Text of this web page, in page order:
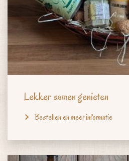
Lekker samen genieten
Bestellen en meer informatie